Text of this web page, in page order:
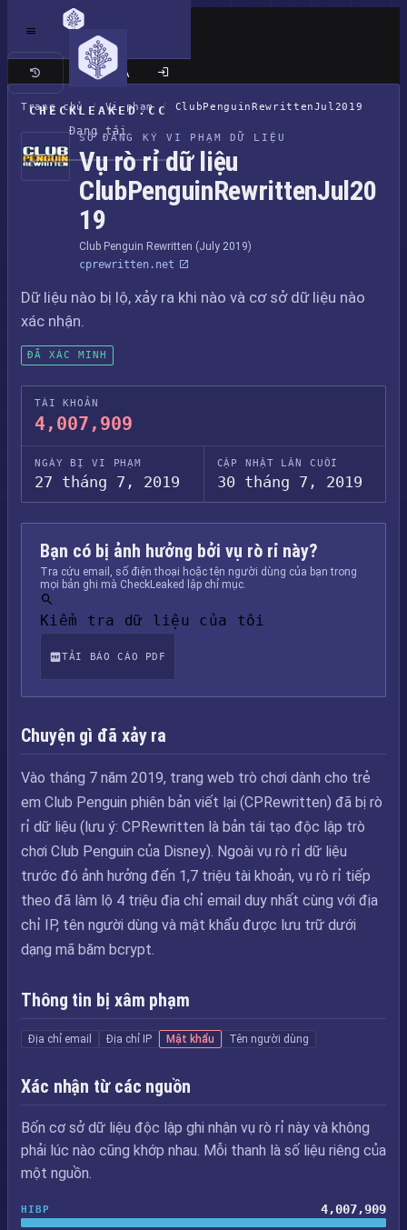
CHECKLEAKED.CC
Đang tải
Trang cổ điển
Trang chủ / Vi phạm / ClubPenguinRewrittenJul2019
SỔ ĐĂNG KÝ VI PHẠM DỮ LIỆU
Vụ rò rỉ dữ liệu
ClubPenguinRewrittenJul20
19
Club Penguin Rewritten (July 2019)
cprewritten.net
Dữ liệu nào bị lộ, xảy ra khi nào và cơ sở dữ liệu nào
xác nhận.
ĐÃ XÁC MINH
TÀI KHOẢN
4,007,909
NGÀY BỊ VI PHẠM
27 tháng 7, 2019
CẬP NHẬT LẦN CUỐI
30 tháng 7, 2019
Bạn có bị ảnh hưởng bởi vụ rò rỉ này?
Tra cứu email, số điện thoại hoặc tên người dùng của bạn trong
mọi bản ghi mà CheckLeaked lập chỉ mục.
Kiểm tra dữ liệu của tôi
TẢI BÁO CÁO PDF
Chuyện gì đã xảy ra
Vào tháng 7 năm 2019, trang web trò chơi dành cho trẻ
em Club Penguin phiên bản viết lại (CPRewritten) đã bị rò
rỉ dữ liệu (lưu ý: CPRewritten là bản tái tạo độc lập trò
chơi Club Penguin của Disney). Ngoài vụ rò rỉ dữ liệu
trước đó ảnh hưởng đến 1,7 triệu tài khoản, vụ rò rỉ tiếp
theo đã làm lộ 4 triệu địa chỉ email duy nhất cùng với địa
chỉ IP, tên người dùng và mật khẩu được lưu trữ dưới
dạng mã băm bcrypt.
Thông tin bị xâm phạm
Địa chỉ email Địa chỉ IP Mật khẩu Tên người dùng
Xác nhận từ các nguồn
Bốn cơ sở dữ liệu độc lập ghi nhận vụ rò rỉ này và không
phải lúc nào cũng khớp nhau. Mỗi thanh là số liệu riêng của
một nguồn.
HIBP 4,007,909